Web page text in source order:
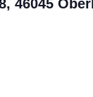
, 46045